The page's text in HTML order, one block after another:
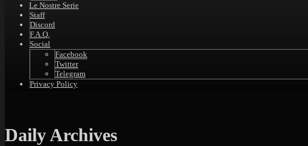
Le Nostre Serie
Staff
Discord
F.A.Q.
Social
Facebook
Twitter
Telegram
Privacy Policy
Daily Archives